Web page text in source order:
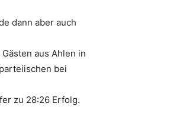
dann aber auch
aus Ahlen in
bei
zu 28:26 Erfolg.